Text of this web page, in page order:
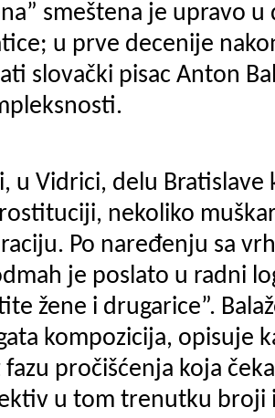
smeštena je upravo
u prve decenije
slovački pisac Anton
u Vidrici, delu
nekoliko
Po naređenju sa
je poslato u radni
žene i drugarice”.
kompozicija, opisuje
pročišćenja koja
u tom trenutku broji